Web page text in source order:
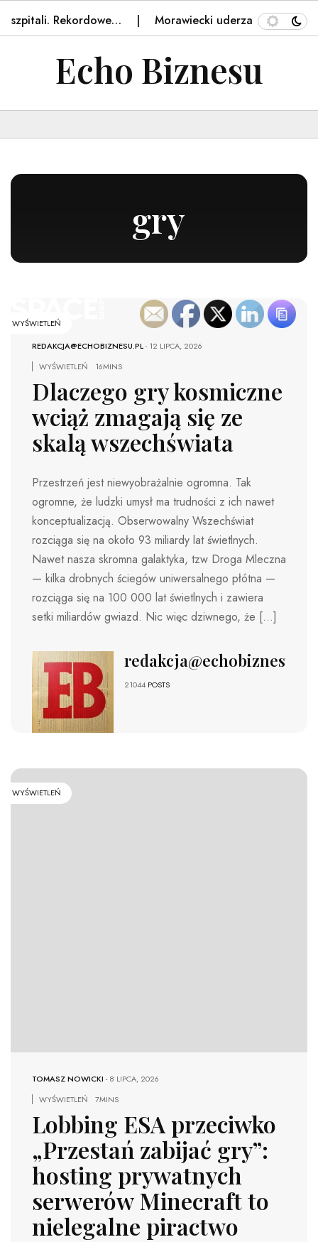
Rekordowe… Morawiecki uderza w rząd Tuska.
Echo Biznesu
gry
WYŚWIETLEŃ
REDAKCJA@ECHOBIZNESU.PL-12 LIPCA, 2026
WYŚWIETLEŃ
16MINS
Dlaczego gry kosmiczne
wciąż zmagają się ze
skalą wszechświata
Przestrzeń jest niewyobrażalnie ogromna. Tak
ogromne, że ludzki umysł ma trudności z ich nawet
konceptualizacją. Obserwowalny Wszechświat
rozciąga się na około 93 miliardy lat świetlnych.
Nawet nasza skromna galaktyka, tzw Droga Mleczna
— kilka drobnych ściegów uniwersalnego płótna —
rozciąga się na 100 000 lat świetlnych i zawiera
setki miliardów gwiazd. Nic więc dziwnego, że […]
redakcja@echobiznesu.pl
21044 POSTS
WYŚWIETLEŃ
TOMASZ NOWICKI -8 LIPCA, 2026
WYŚWIETLEŃ
7MINS
Lobbing ESA przeciwko
„Przestań zabijać gry”:
hosting prywatnych
serwerów Minecraft to
nielegalne piractwo